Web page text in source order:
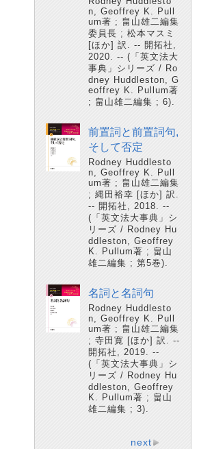
n, Geoffrey K. Pull
um著 ; 畠山雄二編集
委員長 ; 松本マスミ
[ほか] 訳. -- 開拓社,
2020. -- (「英文法大
事典」シリーズ / Ro
dney Huddleston, G
eoffrey K. Pullum著
; 畠山雄二編集 ; 6).
前置詞と前置詞句,
そして否定
Rodney Huddlesto
n, Geoffrey K. Pull
um著 ; 畠山雄二編集
; 縄田裕幸 [ほか] 訳.
-- 開拓社, 2018. --
(「英文法大事典」シ
リーズ / Rodney Hu
ddleston, Geoffrey
K. Pullum著 ; 畠山
雄二編集 ; 第5巻).
名詞と名詞句
Rodney Huddlesto
n, Geoffrey K. Pull
um著 ; 畠山雄二編集
; 寺田寛 [ほか] 訳. --
開拓社, 2019. --
(「英文法大事典」シ
リーズ / Rodney Hu
ddleston, Geoffrey
K. Pullum著 ; 畠山
雄二編集 ; 3).
next